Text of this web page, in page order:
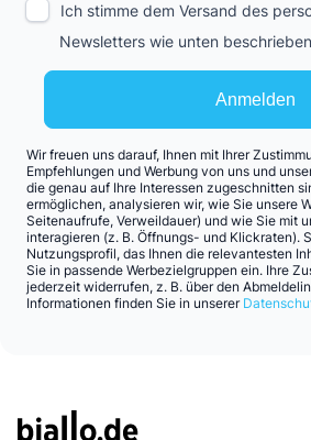
Anmelden
Ich stimme dem Versand des
Newsletters wie unten
Wir freuen uns darauf, Ihnen mit Ihrer
Empfehlungen und Werbung von uns und
die genau auf Ihre Interessen zugeschnitten
ermöglichen, analysieren wir, wie Sie unsere
Seitenaufrufe, Verweildauer) und wie Sie mit
interagieren (z. B. Öffnungs- und Klickraten).
Nutzungsprofil, das Ihnen die relevantesten
Sie in passende Werbezielgruppen ein. Ihre
jederzeit widerrufen, z. B. über den
Informationen finden Sie in unserer